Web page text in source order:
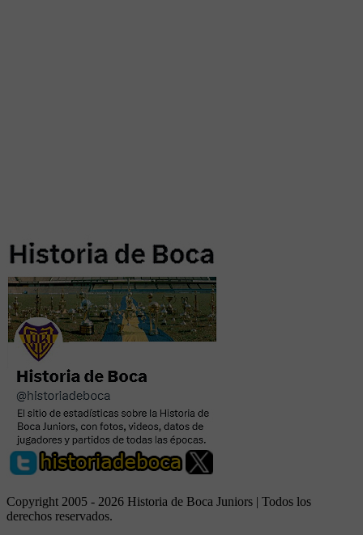
Copyright 2005 - 2026 Historia de Boca Juniors | Todos los
derechos reservados.